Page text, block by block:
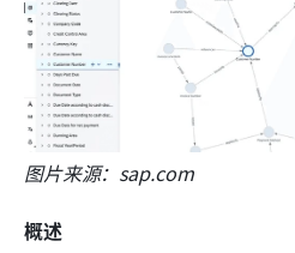
图片来源：sap.com
概述